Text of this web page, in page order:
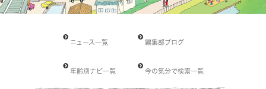
ニュース一覧 編集部ブログ
年齢別ナビ一覧 今の気分で検索一覧